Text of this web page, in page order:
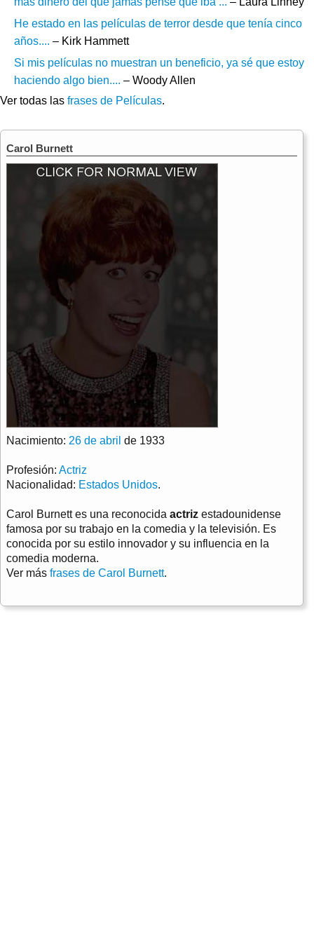
He estado en las películas de terror desde que tenía cinco
años.... – Kirk Hammett
Si mis películas no muestran un beneficio, ya sé que estoy
haciendo algo bien.... – Woody Allen
Ver todas las frases de Películas.
Carol Burnett
Nacimiento: 26 de abril de 1933
Profesión: Actriz
Nacionalidad: Estados Unidos.
Carol Burnett es una reconocida actriz estadounidense
famosa por su trabajo en la comedia y la televisión. Es
conocida por su estilo innovador y su influencia en la
comedia moderna.
Ver más frases de Carol Burnett.